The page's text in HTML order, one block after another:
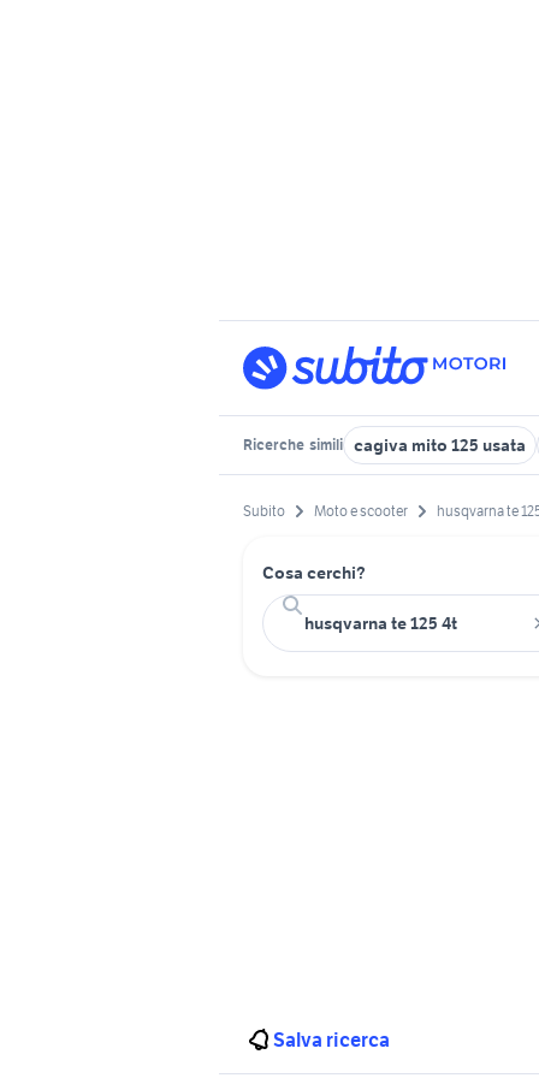
Ricerche simili cagiva mito 125 usata
Subito Moto e scooter husqvarna te
Cosa cerchi?
Salva ricerca